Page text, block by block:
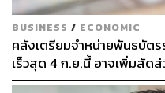
BUSINESS / ECONOMIC
คลังเตรียมจำหน่ายพันธบัต
เร็วสุด 4 ก.ย.นี้ อาจเพิ่มสัด
First มากขึ้น